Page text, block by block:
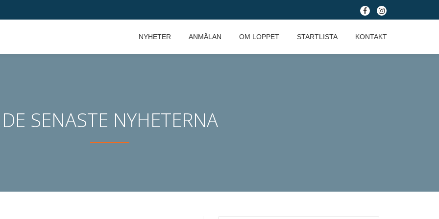
fa-
fa-
NYHETER ANMÄLAN OM LOPPET STARTLISTA KONTAKT
DE SENASTE NYHETERNA